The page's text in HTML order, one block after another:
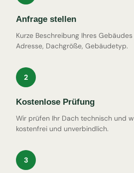
Anfrage stellen
Kurze Beschreibung Ihres
Adresse, Dachgröße, Gebäudetyp.
2
Kostenlose Prüfung
Wir prüfen Ihr Dach technisch und
kostenfrei und unverbindlich.
3